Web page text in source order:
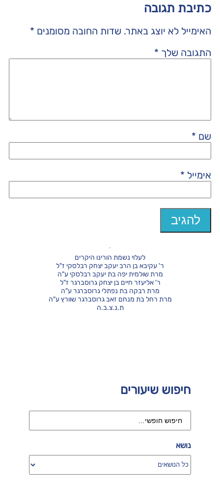
כתיבת תגובה
האימייל לא יוצג באתר. שדות החובה מסומנים *
התגובה שלך *
שם *
אימייל *
חיפוש שיעורים
נושא
לעלוי נשמת הורינו היקרים
ר' עקיבא בן הרב יעקב יצחק רבלסקי ז"ל
מרת שולמית יפה בת יעקב רבלסקי ע"ה
ר' אליעזר חיים בן יצחק גרוסברגר ז"ל
מרת רבקה בת נפתלי גרוסברגר ע"ה
מרת רחל בת מנחם זאב גרוסברגר שוורץ ע"ה
ת.נ.צ.ב.ה